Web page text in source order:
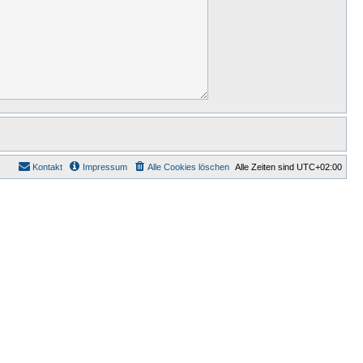
Alle Zeiten sind UTC+02:00
Alle Cookies löschen
Impressum
Kontakt